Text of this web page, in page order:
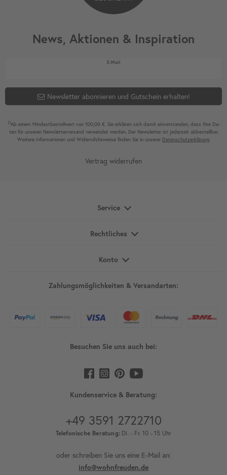
News, Aktionen & Inspiration
E-MailNewsletter Honig
Newsletter abonnieren und Gutschein erhalten!
2)Ab einem Mindest­bestell­wert von 100,00 €. Sie erklären sich damit ein­ver­standen, dass Ihre Da­
ten für unseren News­letter­versand ver­wen­det werden. Der News­letter ist jeder­zeit ab­bestel­lbar.
Weitere Infor­mationen und Wider­rufshin­weise finden Sie in unserer Daten­schutz­erklärung
Vertrag widerrufen
Service
Rechtliches
Konto
Zahlungsmöglichkeiten & Versandarten:
Besuchen Sie uns auch bei:
Kundenservice & Beratung:
+49 3591 2722710
Telefonische Beratung: Di. - Fr. 10 - 15 Uhr
oder schreiben Sie uns eine E-Mail an:
info@wohnfreuden.de